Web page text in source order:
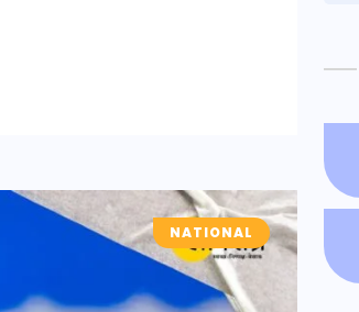
NATIONAL